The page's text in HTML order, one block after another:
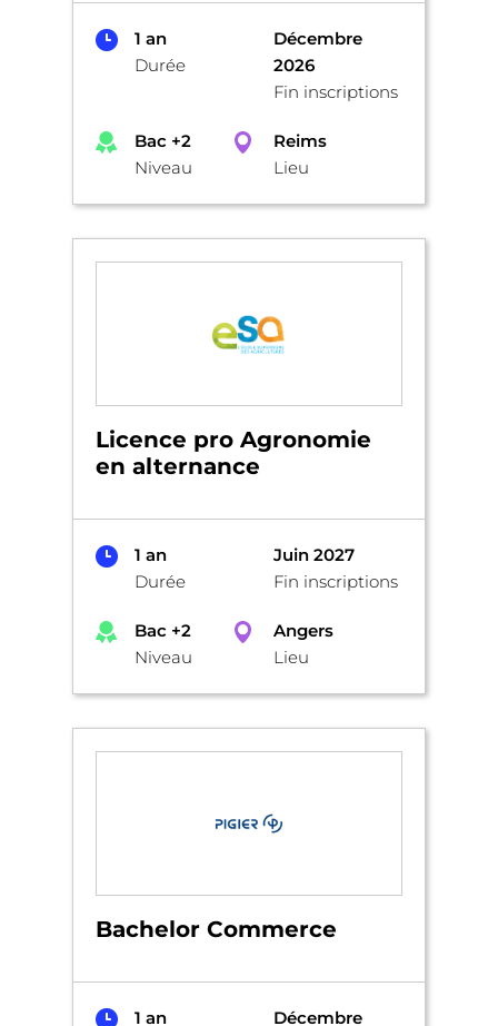
1 an
Durée
Décembre
2026
Fin inscriptions
Bac +2
Niveau
Reims
Lieu
Licence pro Agronomie
en alternance
1 an
Durée
Juin 2027
Fin inscriptions
Bac +2
Niveau
Angers
Lieu
Bachelor Commerce
1 an
Décembre